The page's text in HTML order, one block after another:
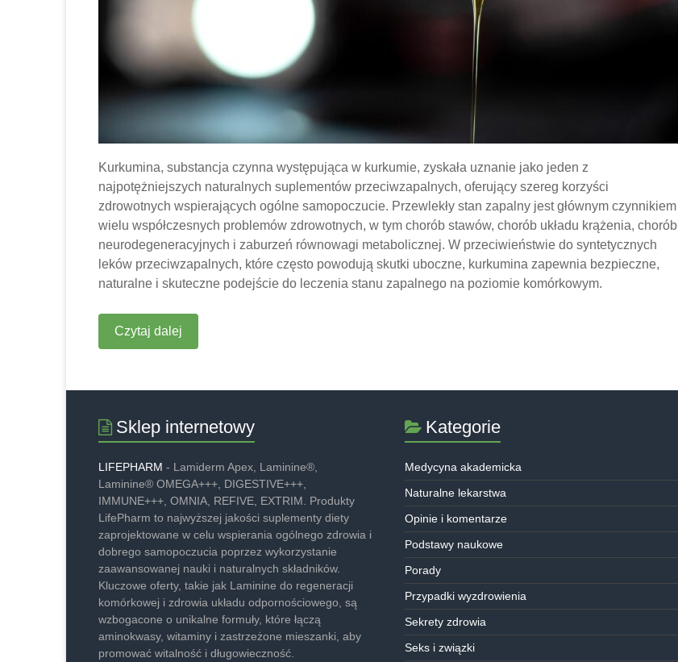
Kurkumina, substancja czynna występująca w kurkumie, zyskała uznanie jako jeden z
najpotężniejszych naturalnych suplementów przeciwzapalnych, oferujący szereg korzyści
zdrowotnych wspierających ogólne samopoczucie. Przewlekły stan zapalny jest głównym czynnikiem
wielu współczesnych problemów zdrowotnych, w tym chorób stawów, chorób układu krążenia, chorób
neurodegeneracyjnych i zaburzeń równowagi metabolicznej. W przeciwieństwie do syntetycznych
leków przeciwzapalnych, które często powodują skutki uboczne, kurkumina zapewnia bezpieczne,
naturalne i skuteczne podejście do leczenia stanu zapalnego na poziomie komórkowym.
Czytaj dalej
Sklep internetowy
LIFEPHARM - Lamiderm Apex, Laminine®,
Laminine® OMEGA+++, DIGESTIVE+++,
IMMUNE+++, OMNIA, REFIVE, EXTRIM. Produkty
LifePharm to najwyższej jakości suplementy diety
zaprojektowane w celu wspierania ogólnego zdrowia i
dobrego samopoczucia poprzez wykorzystanie
zaawansowanej nauki i naturalnych składników.
Kluczowe oferty, takie jak Laminine do regeneracji
komórkowej i zdrowia układu odpornościowego, są
wzbogacone o unikalne formuły, które łączą
aminokwasy, witaminy i zastrzeżone mieszanki, aby
promować witalność i długowieczność.
Kategorie
Medycyna akademicka
Naturalne lekarstwa
Opinie i komentarze
Podstawy naukowe
Porady
Przypadki wyzdrowienia
Sekrety zdrowia
Seks i związki